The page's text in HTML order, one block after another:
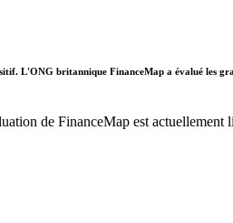
L'ONG britannique FinanceMap a évalué les
de FinanceMap est actuellement